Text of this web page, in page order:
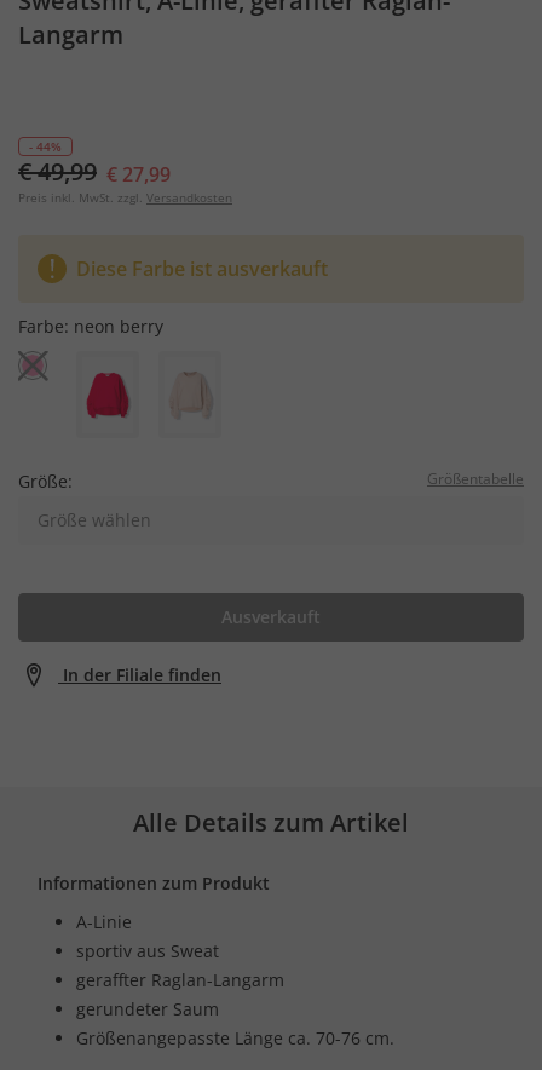
Langarm
- 44%
€ 49,99 € 27,99
Preis inkl. MwSt. zzgl. Versandkosten
Diese Farbe ist ausverkauft
Farbe: neon berry
Größe: Größentabelle
Größe wählen
Ausverkauft
In der Filiale finden
Alle Details zum Artikel
Informationen zum Produkt
A-Linie
sportiv aus Sweat
geraffter Raglan-Langarm
gerundeter Saum
Größenangepasste Länge ca. 70-76 cm.